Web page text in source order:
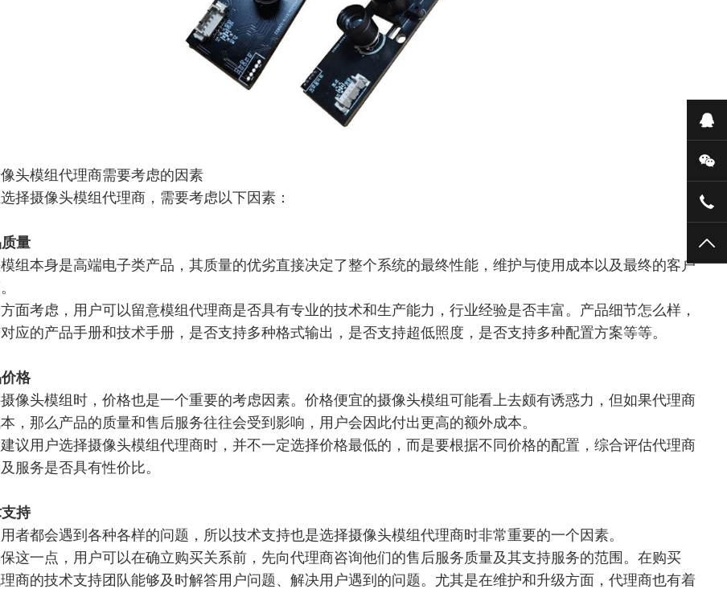
头模组代理商需要考虑的因素
择摄像头模组代理商 ， 需要考虑以下因素：
量
组本身是高端电子类产品，其质量的优劣直接决定了整个系统的最终性能，维护与使用成本以及最终的客户
面考虑，用户可以留意模组代理商是否具有专业的技术和生产能力， 行业经验是否丰富 。 产品细节怎么样 ，
应的产品手册和技术手册， 是否支持多种格式输出，是否支持超低照度，是否支持多种配置方案等等。
价格
像头模组时，价格也是一个重要的考虑因素。价格便宜的摄像头模组可能看上去颇有诱惑力，但如果代理商
，那么产品的质量和售后服务往往会受到影响，用户会因此付出更高的额外成本。
议用户选择摄像头模组代理商时，并不一定选择价格最低的，而是要根据不同价格的配置，综合评估代理商
服务是否具有性价比。
持
者都会遇到各种各样的问题，所以技术支持也是选择摄像头模组代理商时非常重要的一个因素。
这一点，用户可以在确立购买关系前，先向代理商咨询他们的售后服务质量及其支持服务的范围。在购买
商的技术支持团队能够及时解答用户问题、解决用户遇到的问题。尤其是在维护和升级方面，代理商也有着
在
微